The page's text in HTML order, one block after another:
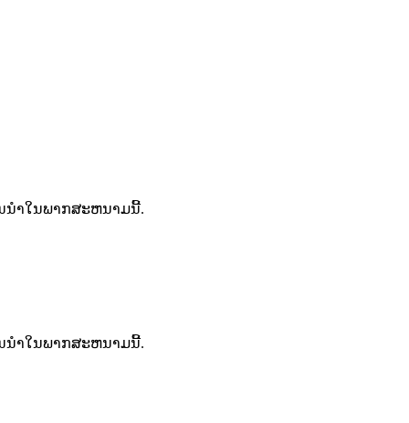
ນນໍາໃນພາກສະຫນາມນີ້.
ນນໍາໃນພາກສະຫນາມນີ້.